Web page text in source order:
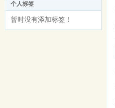
个人标签
暂时没有添加标签！